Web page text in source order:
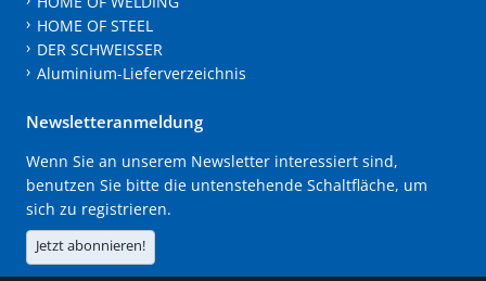
HOME OF STEEL
DER SCHWEISSER
Aluminium-Lieferverzeichnis
Newsletteranmeldung
Wenn Sie an unserem Newsletter interessiert sind,
benutzen Sie bitte die untenstehende Schaltfläche, um
sich zu registrieren.
Jetzt abonnieren!